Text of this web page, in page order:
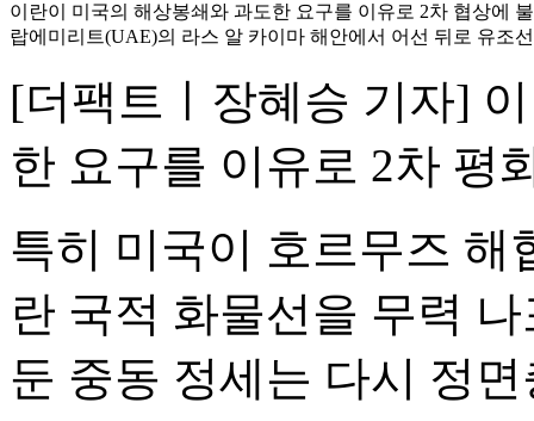
이란이 미국의 해상봉쇄와 과도한 요구를 이유로 2차 협상에
랍에미리트(UAE)의 라스 알 카이마 해안에서 어선 뒤로 유조
[더팩트ㅣ장혜승 기자]
한 요구를 이유로 2차 평
특히 미국이 호르무즈 해
란 국적 화물선을 무력
둔 중동 정세는 다시 정